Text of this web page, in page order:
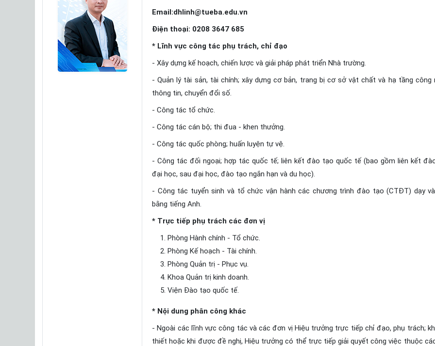
Email:dhlinh@tueba.edu.vn
Điện thoại: 0208 3647 685
* Lĩnh vực công tác phụ trách, chỉ đạo
- Xây dựng kế hoạch, chiến lược và giải pháp phát triển Nhà trường.
- Quản lý tài sản, tài chính; xây dựng cơ bản, trang bị cơ sở vật chất và hạ tầng công
thông tin, chuyển đổi số.
- Công tác tổ chức.
- Công tác cán bộ; thi đua - khen thưởng.
- Công tác quốc phòng; huấn luyện tự vệ.
- Công tác đối ngoại; hợp tác quốc tế; liên kết đào tạo quốc tế (bao gồm liên kết
đại học, sau đại học, đào tạo ngắn hạn và du học).
- Công tác tuyển sinh và tổ chức vận hành các chương trình đào tạo (CTĐT) dạy
bằng tiếng Anh.
* Trực tiếp phụ trách các đơn vị
Phòng Hành chính - Tổ chức.
Phòng Kế hoạch - Tài chính.
Phòng Quản trị - Phục vụ.
Khoa Quản trị kinh doanh.
Viện Đào tạo quốc tế.
* Nội dung phân công khác
- Ngoài các lĩnh vực công tác và các đơn vị Hiệu trưởng trực tiếp chỉ đạo, phụ trách;
thiết hoặc khi được đề nghị, Hiệu trưởng có thể trực tiếp giải quyết công việc thuộc